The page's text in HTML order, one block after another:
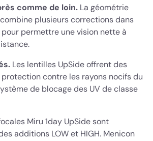
comme de loin. La géométrie
plusieurs corrections dans
permettre une vision nette à
Les lentilles UpSide offrent des
protection contre les rayons nocifs du
de blocage des UV de classe
Miru 1day UpSide sont
additions LOW et HIGH. Menicon